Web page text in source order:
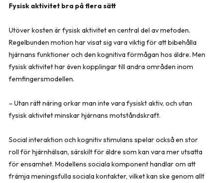
Fysisk aktivitet bra på flera sätt
Utöver kosten är fysisk aktivitet en central del av metoden.
Regelbunden motion har visat sig vara viktig för att bibehålla
hjärnans funktioner och den kognitiva förmågan hos äldre. Men
fysisk aktivitet har även kopplingar till andra områden inom
femfingersmodellen.
– Utan rätt näring orkar man inte vara fysiskt aktiv, och utan
fysisk aktivitet minskar hjärnans motståndskraft.
Social interaktion och kognitiv stimulans spelar också en stor
roll för hjärnhälsan, särskilt för äldre som kan vara mer utsatta
för ensamhet. Modellens sociala komponent handlar om att
främja meningsfulla sociala kontakter, vilket kan ske genom allt